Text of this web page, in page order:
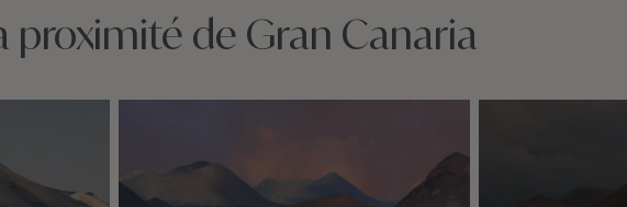
proximité de Gran Canaria